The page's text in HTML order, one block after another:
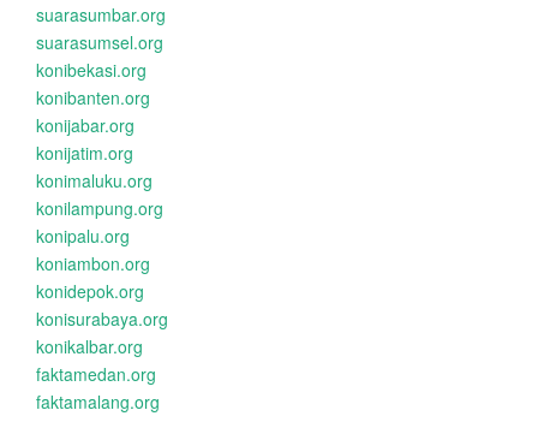
suarasumbar.org
suarasumsel.org
konibekasi.org
konibanten.org
konijabar.org
konijatim.org
konimaluku.org
konilampung.org
konipalu.org
koniambon.org
konidepok.org
konisurabaya.org
konikalbar.org
faktamedan.org
faktamalang.org